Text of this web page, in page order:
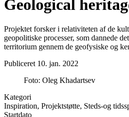
Geological
Projektet forsker i relativiteten af ​​de
geopolitiske processer, som dannede
territorium gennem de geofysiske og
Publiceret 10. jan. 2022
Foto: Oleg Khadartsev
Kategori
Inspiration, Projektstøtte, Steds-og
Startdato